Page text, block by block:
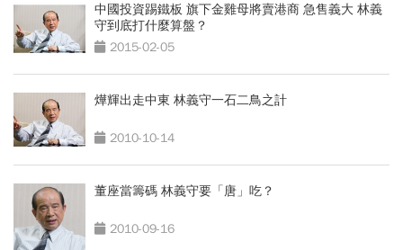
中國投資踢鐵板 旗下金雞母將賣港商 急售義大 林義
守到底打什麼算盤？
2015-02-05
燁輝出走中東 林義守一石二鳥之計
2010-10-14
董座當籌碼 林義守要「唐」吃？
2010-09-16